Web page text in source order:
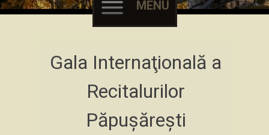
MENU
to
Gala Internaţională a
Recitalurilor
Păpuşăreşti